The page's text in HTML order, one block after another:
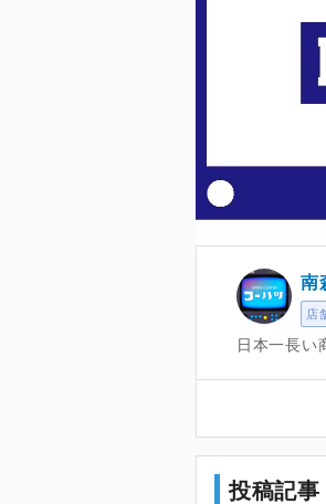
店
南
日本一長い
投稿記事